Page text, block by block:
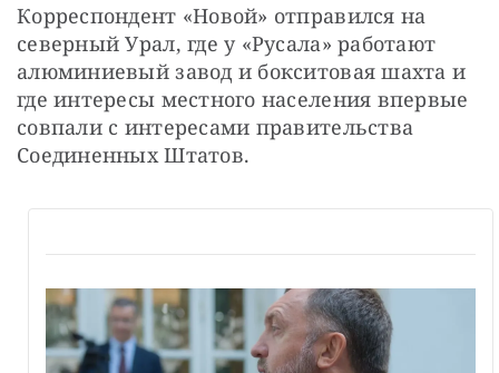
Корреспондент «Новой» отправился на
северный Урал, где у «Русала» работают
алюминиевый завод и бокситовая шахта и
где интересы местного населения впервые
совпали с интересами правительства
Соединенных Штатов.